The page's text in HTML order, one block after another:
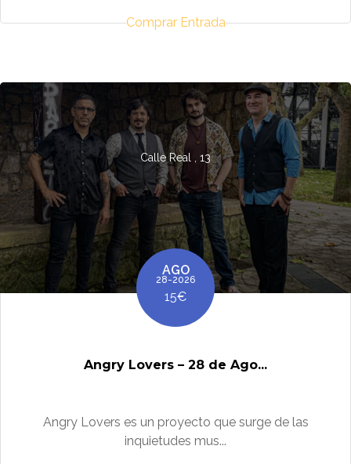
Calle Real , 13
AGO
28-2026
15€
Angry Lovers – 28 de Ago...
Angry Lovers es un proyecto que surge de las
inquietudes mus...
Comprar Entrada